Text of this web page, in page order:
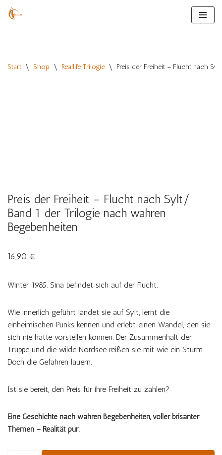
Start \ Shop \ Reallife Trilogie \ Preis der Freiheit – Flucht nach
Preis der Freiheit – Flucht nach Sylt/
Band 1 der Trilogie nach wahren
Begebenheiten
16,90 €
Winter 1985. Sina befindet sich auf der Flucht.
Wie innerlich geführt landet sie auf Sylt, lernt die
einheimischen Punks kennen und erlebt einen Wandel, den sie
sich nie hätte vorstellen können. Der Zusammenhalt der
Truppe und die wilde Nordsee reißen sie mit wie ein Sturm.
Doch die Gefahren lauern.
Ist sie bereit, den Preis für ihre Freiheit zu zahlen?
Eine Geschichte nach wahren Begebenheiten, voller brisanter
Themen – Realität pur.